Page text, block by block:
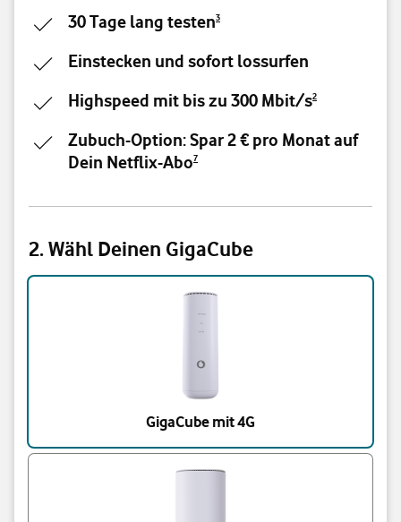
30 Tage lang testen3
Einstecken und sofort lossurfen
Highspeed mit bis zu 300 Mbit/s2
Zubuch-Option: Spar 2 € pro Monat auf
Dein Netflix-Abo7
2. Wähl Deinen GigaCube
Triff eine Auswahl
GigaCube mit 4G